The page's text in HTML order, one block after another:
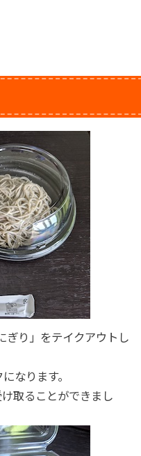
ぎり」をテイクアウトし
なります。
取ることができまし